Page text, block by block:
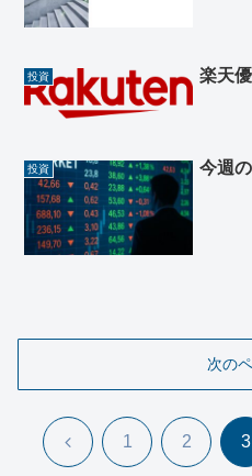
投資 楽天
投資 今週
次の
前 1 2 3